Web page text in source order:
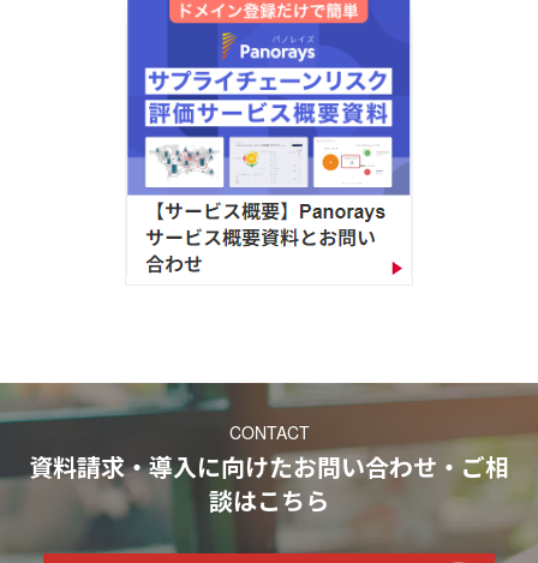
CONTACT
資料請求・導入に向けたお問い合わせ・ご相
談はこちら